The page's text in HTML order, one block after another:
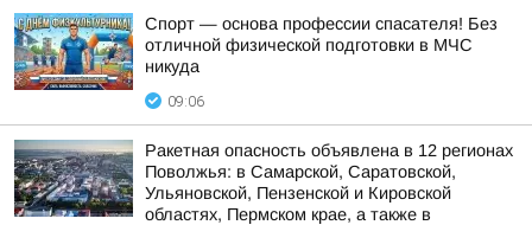
Спорт — основа профессии спасателя! Без
отличной физической подготовки в МЧС
никуда
09:06
Ракетная опасность объявлена в 12 регионах
Поволжья: в Самарской, Саратовской,
Ульяновской, Пензенской и Кировской
областях, Пермском крае, а также в